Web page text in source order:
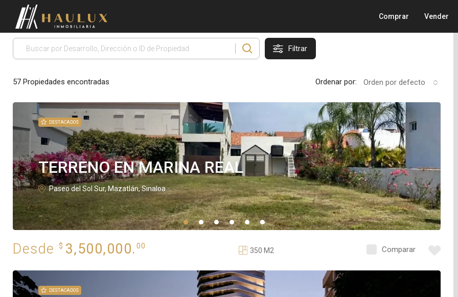
Comprar Vender
Filtrar
57 Propiedades encontradas Ordenar por: Orden por defecto
DESTACADOS
TERRENO EN MARINA REAL
Paseo del Sol Sur, Mazatlán, Sinaloa
Desde $ 3,500,000. 00
350 M2 Comparar
DESTACADOS